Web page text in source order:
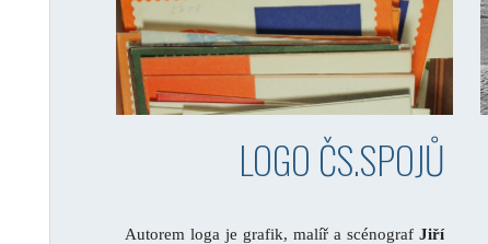
LOGO ČS.SPOJŮ
Autorem loga je grafik, malíř a scénografJiří